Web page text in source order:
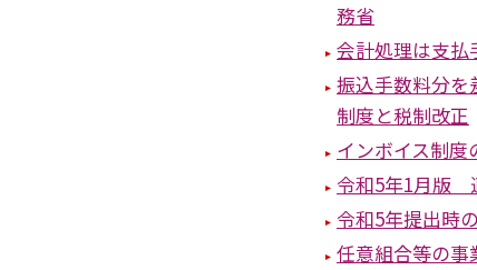
務省
会計処理は支払
振込手数料分を
制度と税制改正
インボイス制
令和5年1月版
令和5年提出時
任意組合等の